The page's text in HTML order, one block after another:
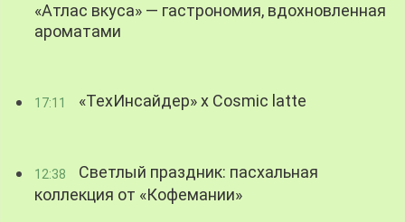
«Атлас вкуса» — гастрономия, вдохновленная
ароматами
17:11 «ТехИнсайдер» х Cosmic latte
12:38
Светлый праздник: пасхальная
коллекция от «Кофемании»